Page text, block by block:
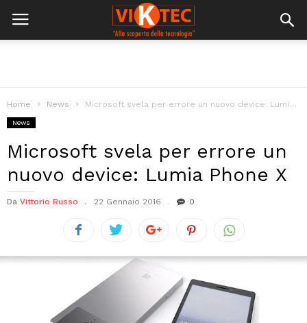
Home News Microsoft svela per errore un nuovo device: Lumia Phone X
News
Microsoft svela per errore un
nuovo device: Lumia Phone X
Da Vittorio Russo 22 Gennaio 2016 0